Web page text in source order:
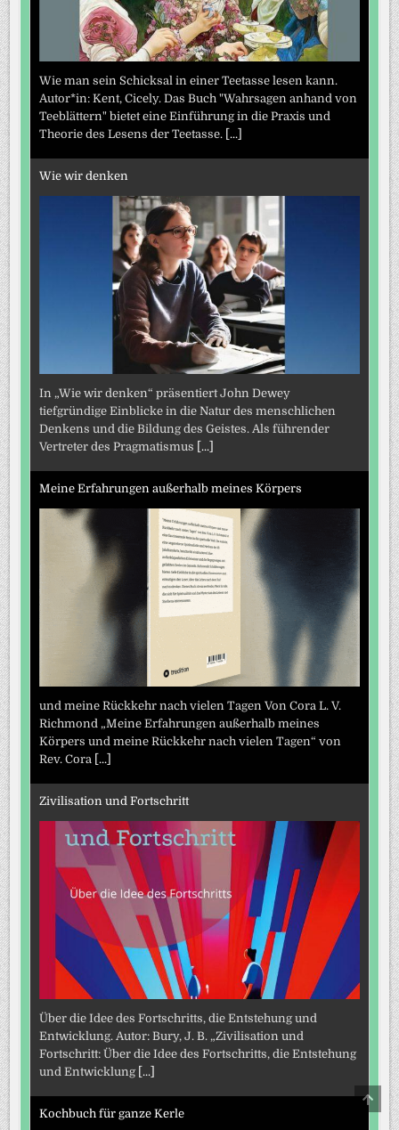
Wie man sein Schicksal in einer Teetasse lesen kann.
Autor*in: Kent, Cicely. Das Buch "Wahrsagen anhand von
Teeblättern" bietet eine Einführung in die Praxis und
Theorie des Lesens der Teetasse. [...]
Wie wir denken
In „Wie wir denken“ präsentiert John Dewey
tiefgründige Einblicke in die Natur des menschlichen
Denkens und die Bildung des Geistes. Als führender
Vertreter des Pragmatismus [...]
Meine Erfahrungen außerhalb meines Körpers
und meine Rückkehr nach vielen Tagen Von Cora L. V.
Richmond „Meine Erfahrungen außerhalb meines
Körpers und meine Rückkehr nach vielen Tagen“ von
Rev. Cora [...]
Zivilisation und Fortschritt
Über die Idee des Fortschritts, die Entstehung und
Entwicklung. Autor: Bury, J. B. „Zivilisation und
Fortschritt: Über die Idee des Fortschritts, die Entstehung
und Entwicklung [...]
Kochbuch für ganze Kerle TO
TOP